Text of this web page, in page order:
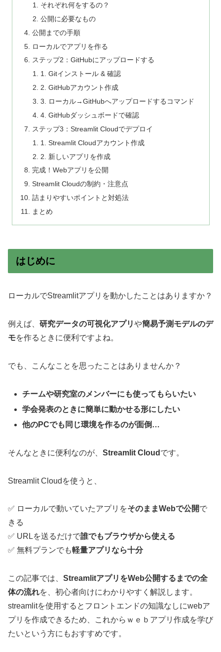
それぞれ何をするの？
公開に必要なもの
公開までの手順
ローカルでアプリを作る
ステップ2：GitHubにアップロードする
1. Gitインストール & 確認
2. GitHubアカウント作成
3. ローカル→GitHubへアップロードするコマンド
4. GitHubダッシュボードで確認
ステップ3：Streamlit Cloudでデプロイ
1. Streamlit Cloudアカウント作成
2. 新しいアプリを作成
完成！Webアプリを公開
Streamlit Cloudの制約・注意点
詰まりやすいポイントと対処法
まとめ
はじめに
ローカルでStreamlitアプリを動かしたことはありますか？
例えば、 研究データの可視化アプリや簡易予測モデルのデ
モを作るときに便利ですよね。
でも、こんなことを思ったことはありませんか？
チームや研究室のメンバーにも使ってもらいたい
学会発表のときに簡単に動かせる形にしたい
他のPCでも同じ環境を作るのが面倒…
そんなときに便利なのが、 Streamlit Cloud です。
Streamlit Cloudを使うと、
✅ ローカルで動いていたアプリをそのままWebで公開で
きる
✅ URLを送るだけで誰でもブラウザから使える
✅ 無料プランでも軽量アプリなら十分
この記事では、 StreamlitアプリをWeb公開するまでの全
体の流れを、初心者向けにわかりやすく解説します。
streamlitを使用するとフロントエンドの知識なしにwebア
プリを作成できるため、これからｗｅｂアプリ作成を学び
たいという方にもおすすめです。